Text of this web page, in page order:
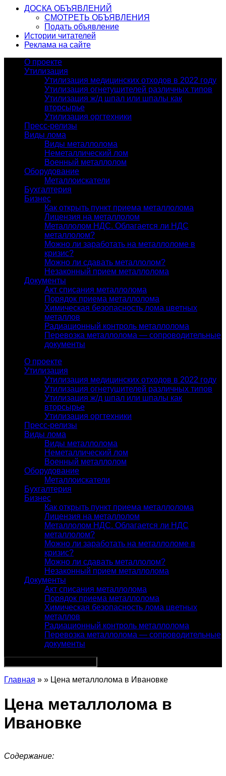
ДОСКА ОБЪЯВЛЕНИЙ
СМОТРЕТЬ ОБЪЯВЛЕНИЯ
Подать объявление
Истории читателей
Реклама на сайте
О проекте
Утилизация
Утилизация медицинских отходов в 2022 году
Утилизация огнетушителей различных типов
Утилизация ж/д шпал или шпалы как
вторсырье
Утилизация оргтехники
Пресс-релизы
Виды лома
Виды металлолома
Неметаллический лом
Военный металлолом
Оборудование
Металлоискатели
Бухгалтерия
Бизнес
Как открыть пункт приема металлолома
Лицензия на металлолом
Металлолом НДС. Облагается ли НДС
металлолом?
Можно ли заработать на металлоломе в
кризис?
Можно ли сдавать металлолом?
Незаконный прием металлолома
Документы
Акт списания металлолома
Порядок приема металлолома
Химическая безопасность лома цветных
металлов
Радиационный контроль металлолома
Перевозка металлолома — сопроводительные
документы
О проекте
Утилизация
Утилизация медицинских отходов в 2022 году
Утилизация огнетушителей различных типов
Утилизация ж/д шпал или шпалы как
вторсырье
Утилизация оргтехники
Пресс-релизы
Виды лома
Виды металлолома
Неметаллический лом
Военный металлолом
Оборудование
Металлоискатели
Бухгалтерия
Бизнес
Как открыть пункт приема металлолома
Лицензия на металлолом
Металлолом НДС. Облагается ли НДС
металлолом?
Можно ли заработать на металлоломе в
кризис?
Можно ли сдавать металлолом?
Незаконный прием металлолома
Документы
Акт списания металлолома
Порядок приема металлолома
Химическая безопасность лома цветных
металлов
Радиационный контроль металлолома
Перевозка металлолома — сопроводительные
документы
Главная » » Цена металлолома в Ивановке
Цена металлолома в
Ивановке
Содержание: